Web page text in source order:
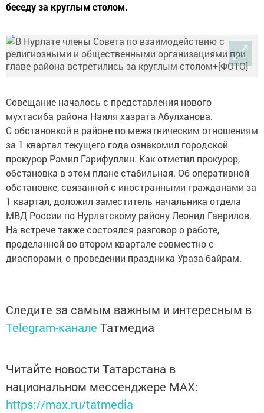
беседу за круглым столом.
Совещание началось с представления нового
мухтасиба района Наиля хазрата Абулханова.
С обстановкой в районе по межэтническим отношениям
за 1 квартал текущего года ознакомил городской
прокурор Рамил Гарифуллин. Как отметил прокурор,
обстановка в этом плане стабильная. Об оперативной
обстановке, связанной с иностранными гражданами за
1 квартал, доложил заместитель начальника отдела
МВД России по Нурлатскому району Леонид Гаврилов.
На встрече также состоялся разговор о работе,
проделанной во втором квартале совместно с
диаспорами, о проведении праздника Ураза-байрам.
Следите за самым важным и интересным в
Telegram-канале Татмедиа
Читайте новости Татарстана в
национальном мессенджере MАХ:
https://max.ru/tatmedia